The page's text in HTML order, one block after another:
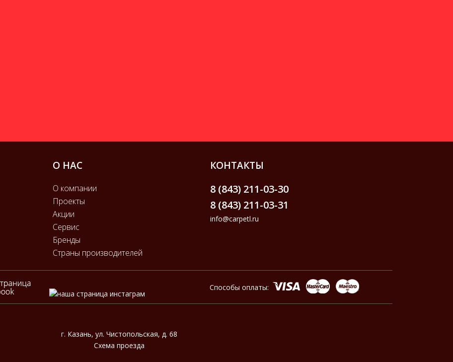
О НАС
О компании
Проекты
Акции
Сервис
Бренды
Страны производителей
КОНТАКТЫ
8 (843) 211-03-30
8 (843) 211-03-31
info@carpetl.ru
Способы оплаты:
г. Казань, ул. Чистопольская, д. 68
Cхема проезда